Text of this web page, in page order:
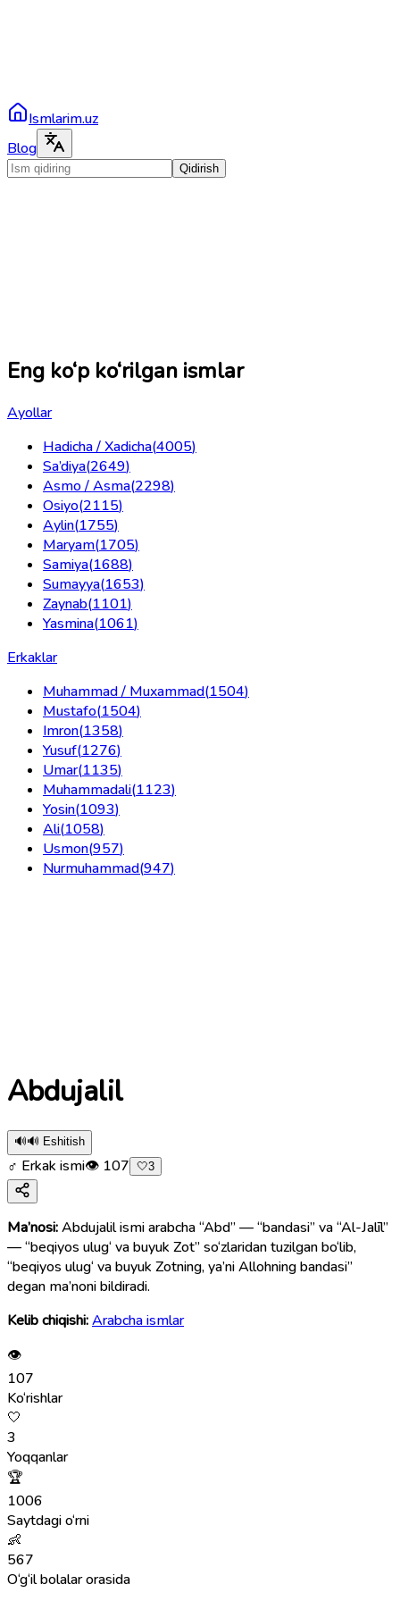
Ismlarim.uz
Blog
Qidirish
Eng ko‘p ko‘rilgan ismlar
Ayollar
Hadicha / Xadicha(4005)
Sa’diya(2649)
Asmo / Asma(2298)
Osiyo(2115)
Aylin(1755)
Maryam(1705)
Samiya(1688)
Sumayya(1653)
Zaynab(1101)
Yasmina(1061)
Erkaklar
Muhammad / Muxammad(1504)
Mustafo(1504)
Imron(1358)
Yusuf(1276)
Umar(1135)
Muhammadali(1123)
Yosin(1093)
Ali(1058)
Usmon(957)
Nurmuhammad(947)
Abdujalil
🔊🔊 Eshitish
♂ Erkak ismi👁 107 🤍3
Ma’nosi:Abdujalil ismi arabcha “Abd” — “bandasi” va “Al-Jalīl”
— “beqiyos ulug‘ va buyuk Zot” so‘zlaridan tuzilgan bo‘lib,
“beqiyos ulug‘ va buyuk Zotning, ya’ni Allohning bandasi”
degan ma’noni bildiradi.
Kelib chiqishi:Arabcha ismlar
👁
107
Ko‘rishlar
🤍
3
Yoqqanlar
🏆
1006
Saytdagi o‘rni
👶
567
O‘g‘il bolalar orasida